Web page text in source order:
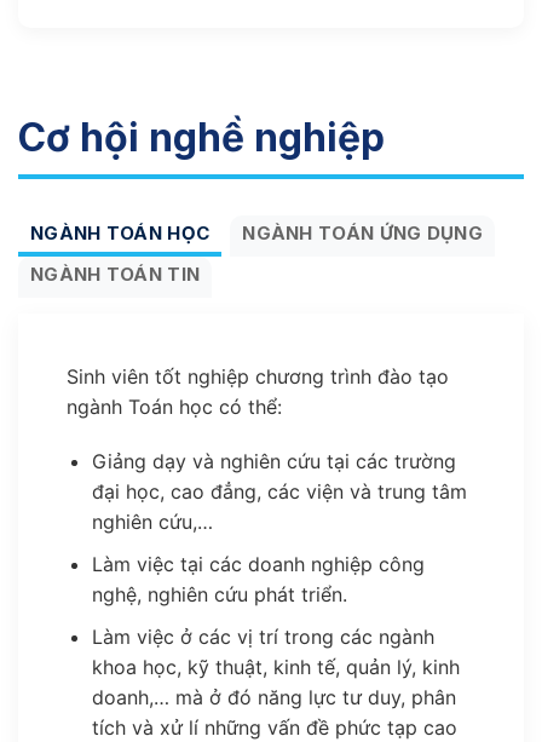
Cơ hội nghề nghiệp
NGÀNH TOÁN HỌC
NGÀNH TOÁN ỨNG DỤNG
NGÀNH TOÁN TIN
Sinh viên tốt nghiệp chương trình đào tạo
ngành Toán học có thể:
Giảng dạy và nghiên cứu tại các trường
đại học, cao đẳng, các viện và trung tâm
nghiên cứu,…
Làm việc tại các doanh nghiệp công
nghệ, nghiên cứu phát triển.
Làm việc ở các vị trí trong các ngành
khoa học, kỹ thuật, kinh tế, quản lý, kinh
doanh,… mà ở đó năng lực tư duy, phân
tích và xử lí những vấn đề phức tạp cao